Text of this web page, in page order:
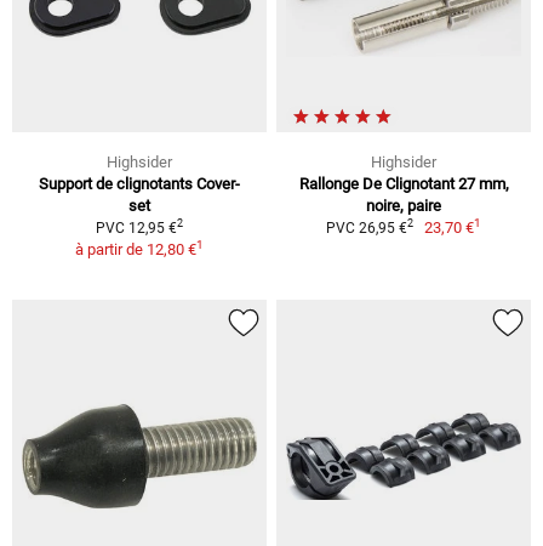
Highsider
Support de clignotants Cover-
set
PVC 12,95 €2
à partir de 12,80 €1
Highsider
Rallonge De Clignotant 27 mm,
noire, paire
PVC 26,95 €2 23,70 €1